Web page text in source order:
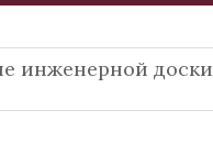
инженерной доски